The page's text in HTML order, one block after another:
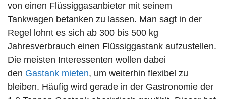
von einen Flüssiggasanbieter mit seinem
Tankwagen betanken zu lassen. Man sagt in der
Regel lohnt es sich ab 300 bis 500 kg
Jahresverbrauch einen Flüssiggastank aufzustellen.
Die meisten Interessenten wollen dabei
den Gastank mieten, um weiterhin flexibel zu
bleiben. Häufig wird gerade in der Gastronomie der